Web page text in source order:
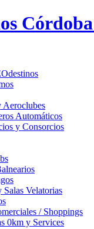
Aeroclubes
Automáticos
y Consorcios
Salas Velatorias
/ Shoppings
0km y Services